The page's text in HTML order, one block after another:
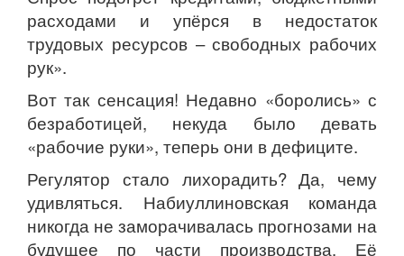
расходами и упёрся в недостаток
трудовых ресурсов – свободных рабочих
рук».
Вот так сенсация! Недавно «боролись» с
безработицей, некуда было девать
«рабочие руки», теперь они в дефиците.
Регулятор стало лихорадить? Да, чему
удивляться. Набиуллиновская команда
никогда не заморачивалась прогнозами на
будущее по части производства. Её